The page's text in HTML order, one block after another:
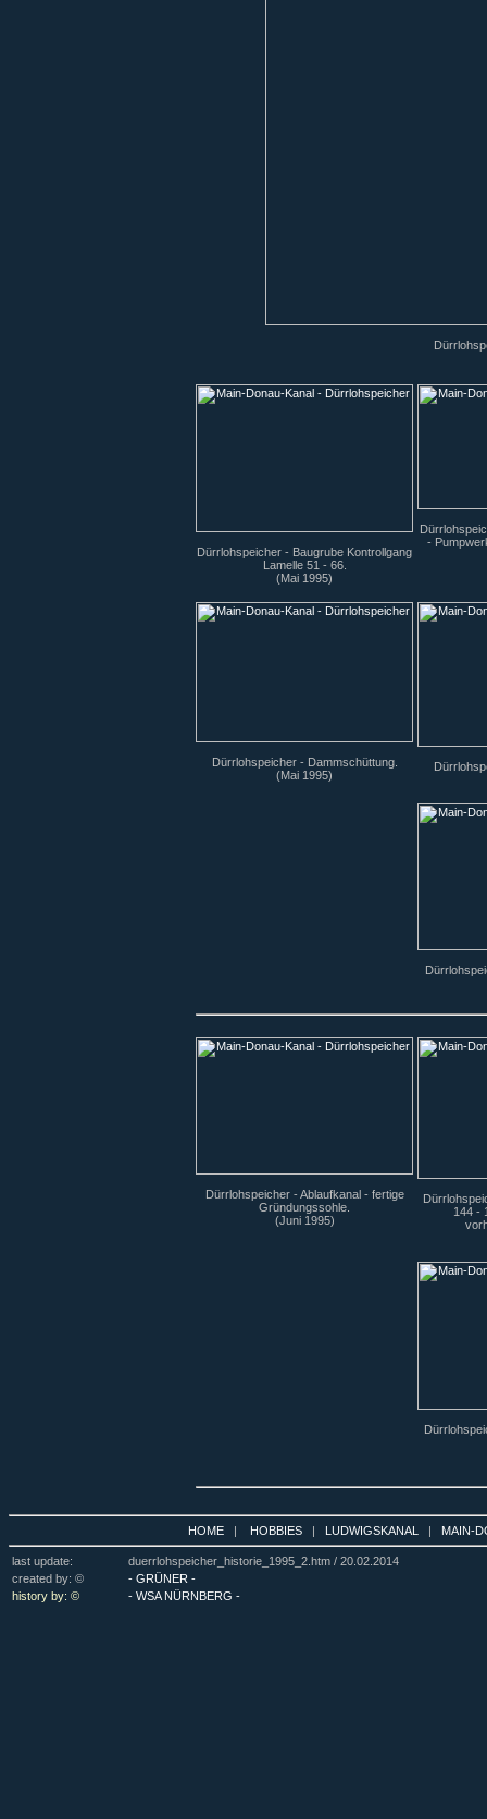
Dürrlohspeicher - Baugrube Kontrollgang
Lamelle 51 - 66.
(Mai 1995)
-
Dürrlohspeicher - Dammschüttung.
(Mai 1995)
Dürrlohspeicher - Ablaufkanal - fertige
Gründungssohle.
(Juni 1995)
144 -
HOME | HOBBIES | LUDWIGSKANAL | MAIN-
last update: duerrlohspeicher_historie_1995_2.htm / 20.02.2014
created by: ©
- GRÜNER -
history by: ©
- WSA NÜRNBERG -